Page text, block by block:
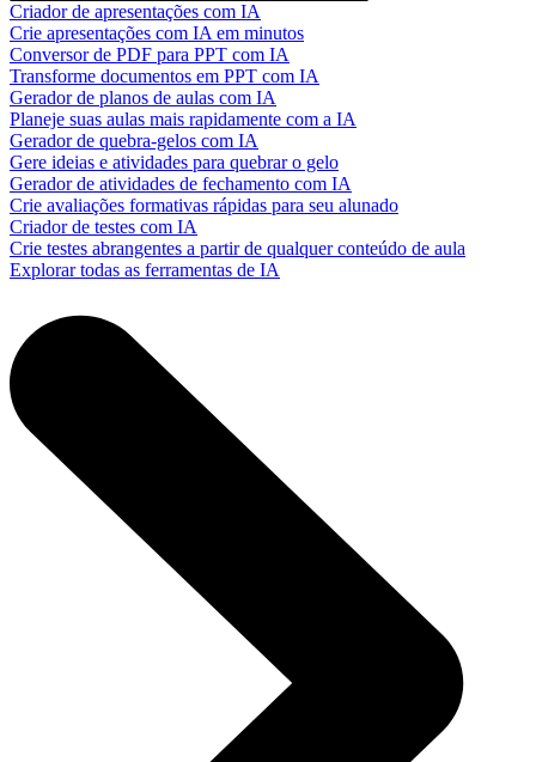
Criador de apresentações com IA
Crie apresentações com IA em minutos
Conversor de PDF para PPT com IA
Transforme documentos em PPT com IA
Gerador de planos de aulas com IA
Planeje suas aulas mais rapidamente com a IA
Gerador de quebra-gelos com IA
Gere ideias e atividades para quebrar o gelo
Gerador de atividades de fechamento com IA
Crie avaliações formativas rápidas para seu alunado
Criador de testes com IA
Crie testes abrangentes a partir de qualquer conteúdo de aula
Explorar todas as ferramentas de IA